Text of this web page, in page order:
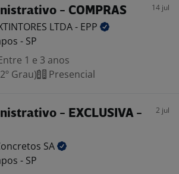
- COMPRAS 14 jul
LTDA - EPP
- SP
1 e 3 anos
Grau)
Presencial
- EXCLUSIVA -
2 jul
SA
- SP